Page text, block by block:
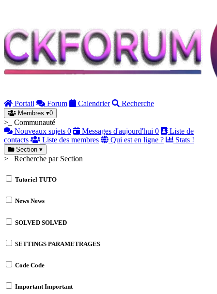
Portail Forum Calendrier Recherche
Membres ▾0
>_ Communauté
Nouveaux sujets 0 Messages d'aujourd'hui 0
Liste de
contacts
Liste des membres Qui est en ligne ? Stats !
Section ▾
>_ Recherche par Section
Tutoriel TUTO
News News
SOLVED SOLVED
SETTINGS PARAMETRAGES
Code Code
ImportantImportant